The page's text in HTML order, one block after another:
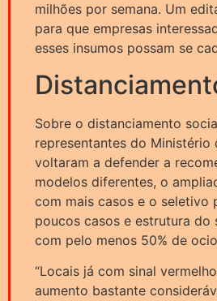
milhões por semana. Um
para que empresas
esses insumos possam se
Sobre o distanciamento
representantes do Ministério
voltaram a defender a
modelos diferentes, o
com mais casos e o seletivo
poucos casos e estrutura do
com pelo menos 50% de
“Locais já com sinal
aumento bastante